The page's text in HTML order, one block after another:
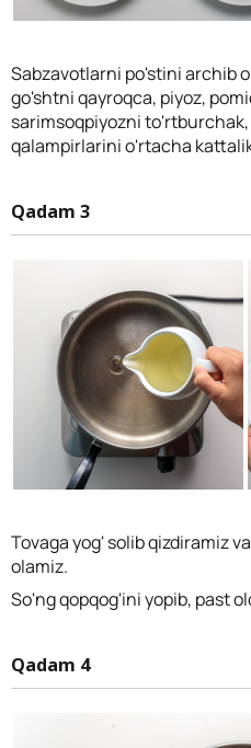
Sabzavotlarni po'stini archib
go'shtni qayroqca, piyoz,
sarimsoqpiyozni
qalampirlarini o'rtacha
Qadam 3
Tovaga yog' solib qizdiramiz
olamiz.
So'ng qopqog'ini yopib, past
Qadam 4